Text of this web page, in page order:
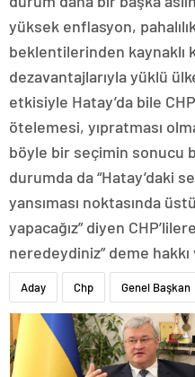
yüksek enflasyon,
beklentilerinden kaynaklı
dezavantajlarıyla yüklü
etkisiyle Hatay’da bile
ötelemesi, yıpratması
böyle bir seçimin sonucu
durumda da “Hatay’daki
yansıması noktasında
yapacağız” diyen
neredeydiniz” deme
Aday Chp Genel Başkan